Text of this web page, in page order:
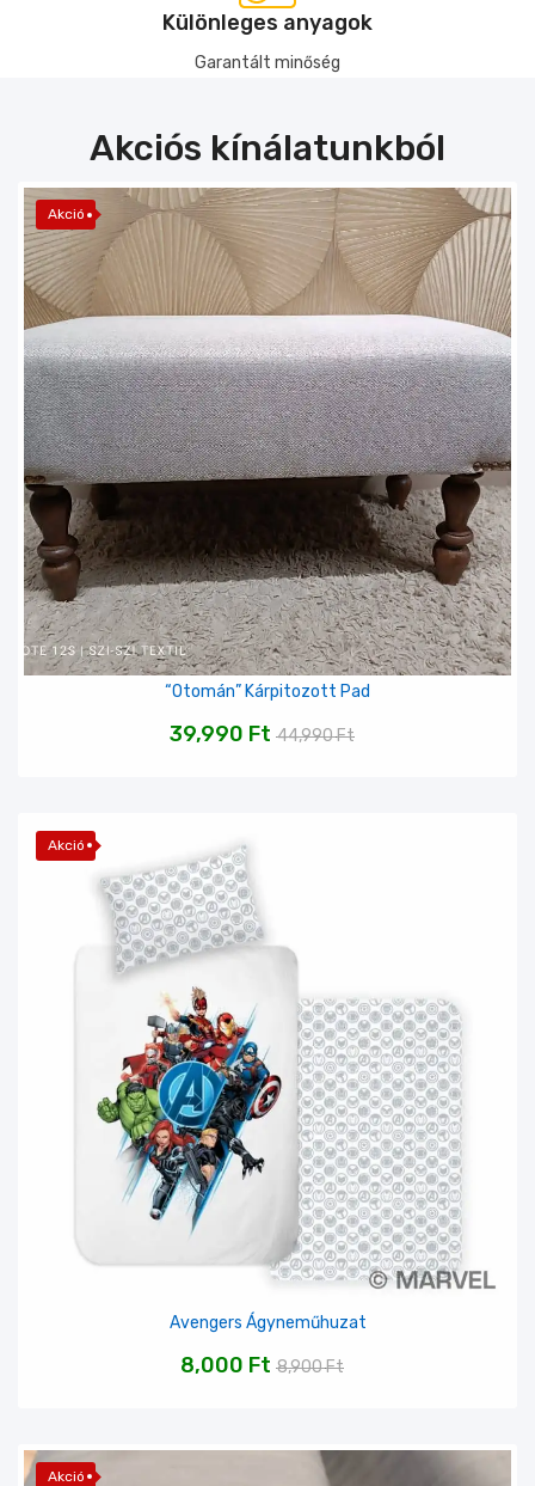
Különleges anyagok
Garantált minőség
Akciós kínálatunkból
Akció
“Otomán” Kárpitozott Pad
44,990Ft
39,990 Ft
Akció
Avengers Ágyneműhuzat
8,900Ft
8,000 Ft
Akció